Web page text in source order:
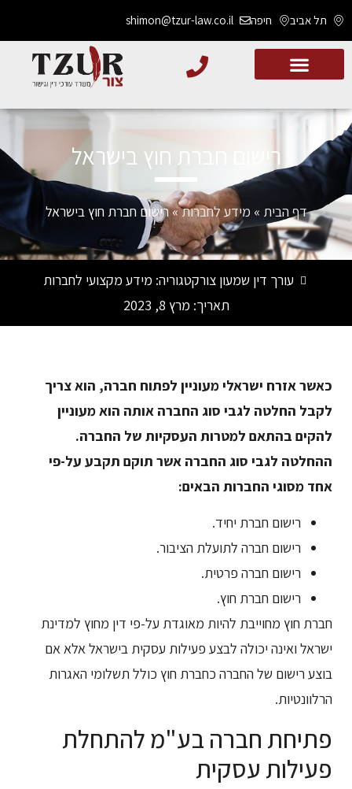
תל אביב חיפה shimon@tzur-law.co.il
רישום חברת חוץ בישראל
דף הבית » מידע לחברות»רישום חברת חוץ בישראל
עורך דין שמעון צורקטגוריה: מידע מקצועי לחברות
תאריך: מרץ 8, 2023
כאשר אזרח ישראלי מעוניין לפתוח חברה, הוא צריך
לקבל החלטה לגבי סוג החברה אותה הוא מעוניין
להקים בהתאם למטרות העסקיות של החברה.
ההחלטה לגבי סוג החברה אשר תוקם תקבע על-פי
אחד מסוגי החברות הבאים:
רישום חברת יחיד.
רישום חברה לתועלת הציבור.
רישום חברה פרטית.
רישום חברת חוץ.
חברת חוץ מחוייבת להיות מאוגדת על-פי דין מחוץ למדינת
ישראל ואינה יכולה לבצע פעילות עסקית בישראל אלא אם
בוצע רישום של החברה כחברת חוץ כולל תשלומי האגרות
הרלוונטיות.
פתיחת חברה בע"מ להתחלת
פעילות עסקית